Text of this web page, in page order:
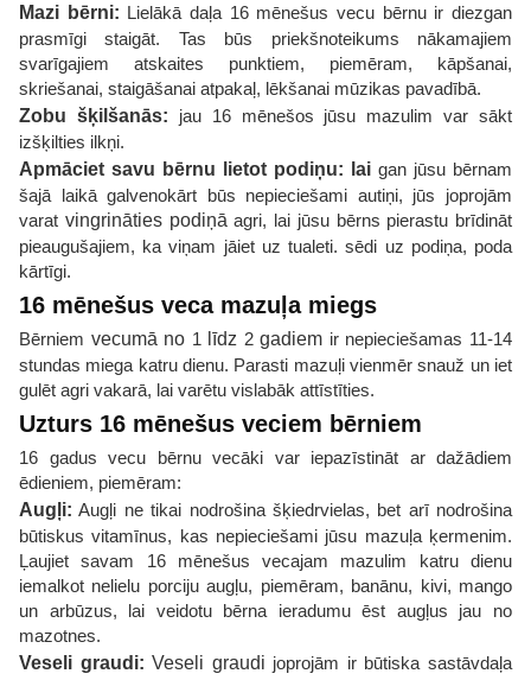
Mazi bērni: Lielākā daļa 16 mēnešus vecu bērnu ir diezgan
prasmīgi staigāt. Tas būs priekšnoteikums nākamajiem
svarīgajiem atskaites punktiem, piemēram, kāpšanai,
skriešanai, staigāšanai atpakaļ, lēkšanai mūzikas pavadībā.
Zobu šķilšanās: jau 16 mēnešos jūsu mazulim var sākt
izšķilties ilkņi.
Apmāciet savu bērnu lietot podiņu: lai gan jūsu bērnam
šajā laikā galvenokārt būs nepieciešami autiņi, jūs joprojām
varat vingrināties podiņā agri, lai jūsu bērns pierastu brīdināt
pieaugušajiem, ka viņam jāiet uz tualeti. sēdi uz podiņa, poda
kārtīgi.
16 mēnešus veca mazuļa miegs
Bērniem vecumā no 1 līdz 2gadiem ir nepieciešamas 11-14
stundas miega katru dienu. Parasti mazuļi vienmēr snauž un iet
gulēt agri vakarā, lai varētu vislabāk attīstīties.
Uzturs 16 mēnešus veciem bērniem
16 gadus vecu bērnu vecāki var iepazīstināt ar dažādiem
ēdieniem, piemēram:
Augļi: Augļi ne tikai nodrošina šķiedrvielas, bet arī nodrošina
būtiskus vitamīnus, kas nepieciešami jūsu mazuļa ķermenim.
Ļaujiet savam 16 mēnešus vecajam mazulim katru dienu
iemalkot nelielu porciju augļu, piemēram, banānu, kivi, mango
un arbūzus, lai veidotu bērna ieradumu ēst augļus jau no
mazotnes.
Veseli graudi:Veseli graudi joprojām ir būtiska sastāvdaļa